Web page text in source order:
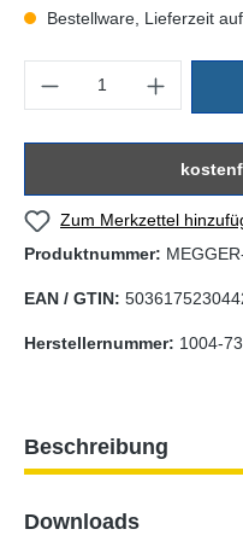
Bestellware, Lieferzeit
Zum Merkzettel
Produktnummer:
EAN / GTIN:
Herstellernummer: 1004-
Beschreibung
Downloads